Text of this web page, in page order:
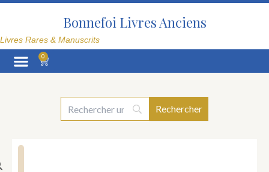
Aller
Bonnefoi Livres Anciens
Livres Rares & Manuscrits
0
Panier